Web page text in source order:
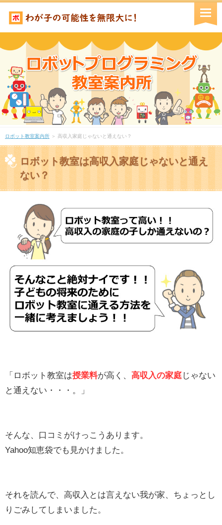
ロボット教室案内所＞ 高収入家庭じゃないと通えない？
ロボット教室は高収入家庭じゃないと通え
ない？
「ロボット教室は授業料が高く、 高収入の家庭じゃない
と通えない・・・。」
そんな、口コミがけっこうあります。
Yahoo知恵袋でも見かけました。
それを読んで、高収入とは言えない我が家、ちょっとし
りごみしてしまいました。